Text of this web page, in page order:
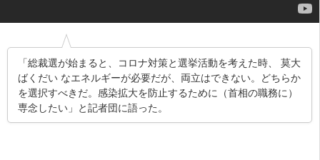
「総裁選が始まると、コロナ対策と選挙活動を考えた時、 莫大
ばくだい なエネルギーが必要だが、両立はできない。どちらか
を選択すべきだ。感染拡大を防止するために（首相の職務に）
専念したい」と記者団に語った。